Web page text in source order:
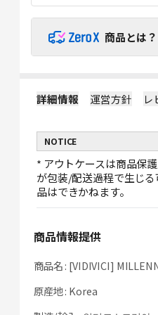
商品とは？
1 ZeroX商品には追加送料
かかります。
（ZeroX商品には送料がか
ZeroX商品だけを購入す
ZeroX商品だけをご購入い
みがかかります。
例：ZeroX 1個の送料 =
ZeroX商品だけで10,000
1回の注文でZeroX商品だけ
（ZeroX以外の商品が含ま
詳細情報 運営方針 レ
NOTICE
* アウトケースは商品保
が包装/配送過程で生じ
品はできかねます。
商品情報提供
商品名: [VIDIVICI]
原産地: Korea